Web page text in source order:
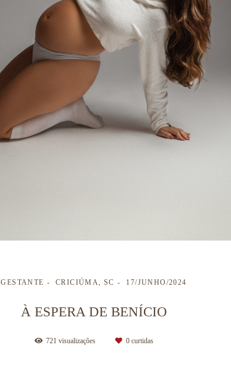
GESTANTE CRICIÚMA, SC 17/JUNHO/2024
À ESPERA DE BENÍCIO
721 visualizações 0curtidas